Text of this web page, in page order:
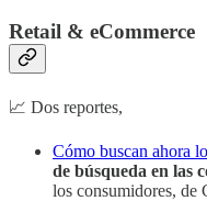
Retail & eCommerce
📈 Dos reportes,
Cómo buscan ahora
de búsqueda en las
los consumidores, de